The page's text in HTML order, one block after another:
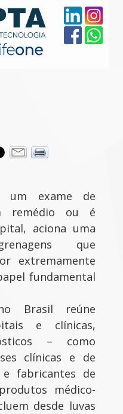
um exame de
remédio ou é
aciona uma
que
extremamente
fundamental
Brasil reúne
e clínicas,
– como
clínicas e de
fabricantes de
médico-
desde luvas